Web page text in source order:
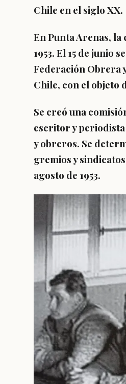
Chile en el siglo XX.
En Punta Arenas,
1953. El 15 de
Federación Obrera
Chile, con el objeto
Se creó una
escritor y
y obreros. Se
gremios y
agosto de 1953.